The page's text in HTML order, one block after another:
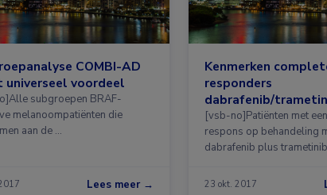
COMBI-AD
voordeel
subgroepen BRAF-
melanoompatiënten die
aan de …
Lees meer →
Kenmerken
responders
dabrafenib/
[vsb-no]Patiënten met
respons op behandeling
dabrafenib plus
23 okt. 2017